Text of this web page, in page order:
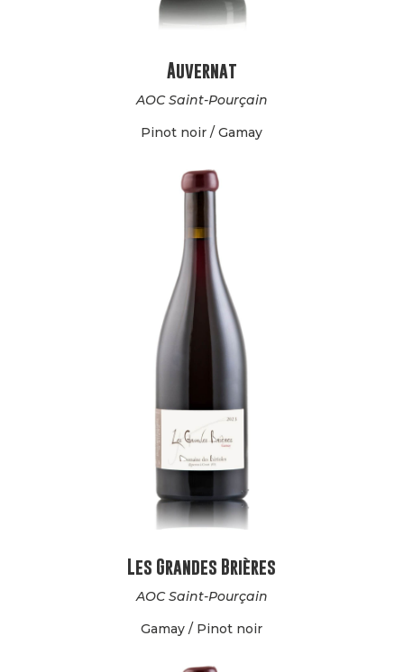
Auvernat
AOC Saint-Pourçain
Pinot noir / Gamay
Les Grandes Brières
AOC Saint-Pourçain
Gamay / Pinot noir